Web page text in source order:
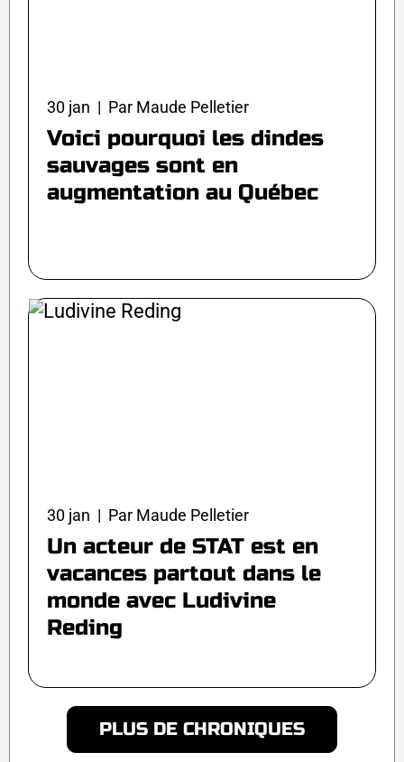
30 jan | Par Maude Pelletier
Voici pourquoi les dindes
sauvages sont en
augmentation au Québec
30 jan | Par Maude Pelletier
Un acteur de STAT est en
vacances partout dans le
monde avec Ludivine
Reding
PLUS DE CHRONIQUES